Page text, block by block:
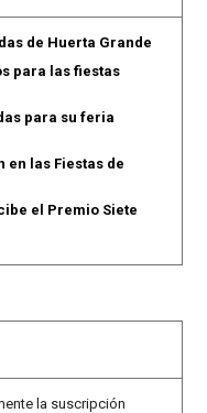
de Huerta Grande
para las fiestas
para su feria
en las Fiestas de
el Premio Siete
la suscripción